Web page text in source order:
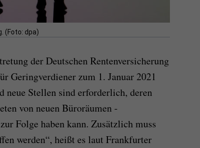
(Foto: dpa)
der Deutschen Rentenversicherung
Geringverdiener zum 1. Januar 2021
neue Stellen sind erforderlich, deren
von neuen Büroräumen -
Folge haben kann. Zusätzlich muss
werden“, heißt es laut Frankfurter